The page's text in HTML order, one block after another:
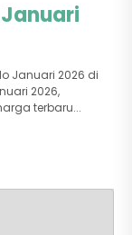
Januari 2026 di
2026,
terbaru...